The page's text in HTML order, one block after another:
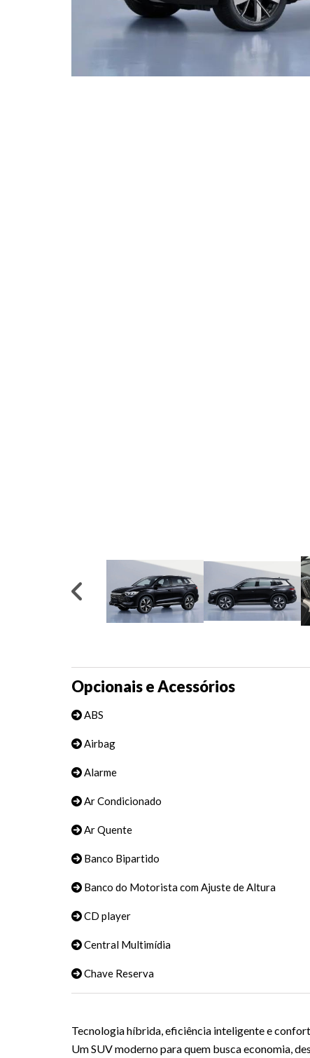
Opcionais e Acessórios
ABS
Airbag
Alarme
Ar Condicionado
Ar Quente
Banco Bipartido
Banco do Motorista com Ajuste de Altura
CD player
Central Multimídia
Chave Reserva
Tecnologia híbrida, eficiência inteligente e
Um SUV moderno para quem busca economia,